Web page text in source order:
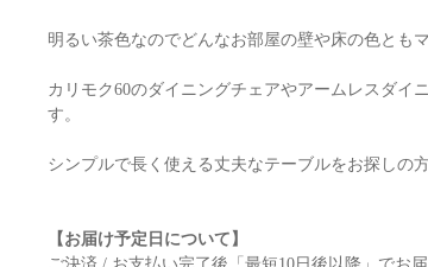
明るい茶色なのでどんなお部屋の壁や床の色とも
カリモク60のダイニングチェアやアームレスダイ
す。
シンプルで長く使える丈夫なテーブルをお探しの
【お届け予定日について】